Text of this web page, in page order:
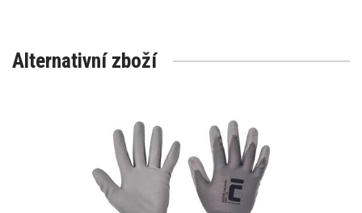
Alternativní zboží